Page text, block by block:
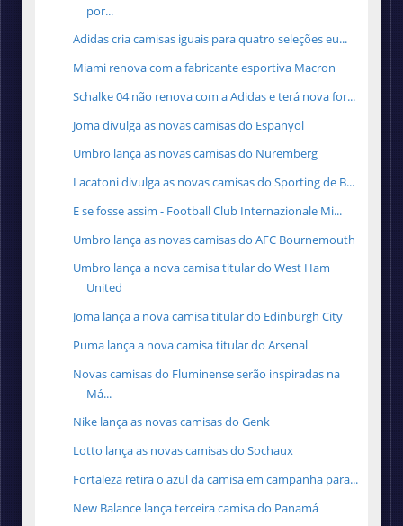
por...
Adidas cria camisas iguais para quatro seleções eu...
Miami renova com a fabricante esportiva Macron
Schalke 04 não renova com a Adidas e terá nova for...
Joma divulga as novas camisas do Espanyol
Umbro lança as novas camisas do Nuremberg
Lacatoni divulga as novas camisas do Sporting de B...
E se fosse assim - Football Club Internazionale Mi...
Umbro lança as novas camisas do AFC Bournemouth
Umbro lança a nova camisa titular do West Ham
United
Joma lança a nova camisa titular do Edinburgh City
Puma lança a nova camisa titular do Arsenal
Novas camisas do Fluminense serão inspiradas na
Má...
Nike lança as novas camisas do Genk
Lotto lança as novas camisas do Sochaux
Fortaleza retira o azul da camisa em campanha para...
New Balance lança terceira camisa do Panamá